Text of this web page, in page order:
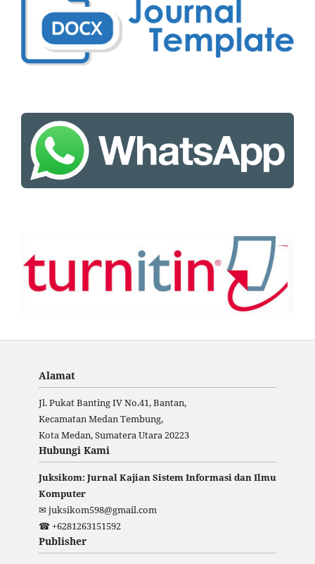
Alamat
Jl. Pukat Banting IV No.41, Bantan,
Kecamatan Medan Tembung,
Kota Medan, Sumatera Utara 20223
Hubungi Kami
Juksikom: Jurnal Kajian Sistem Informasi dan Ilmu
Komputer
✉ juksikom598@gmail.com
☎ +6281263151592
Publisher